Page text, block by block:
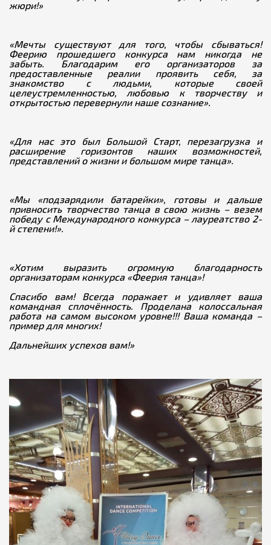
жюри!»
«Мечты существуют для того, чтобы сбываться!
Феерию прошедшего конкурса нам никогда не
забыть. Благодарим его организаторов за
предоставленные реалии проявить себя, за
знакомство с людьми, которые своей
целеустремленностью, любовью к творчеству и
открытостью перевернули наше сознание».
«Для нас это был Большой Старт, перезагрузка и
расширение горизонтов наших возможностей,
представлений о жизни и большом мире танца».
«Мы «подзарядили батарейки», готовы и дальше
привносить творчество танца в свою жизнь – везем
победу с Международного конкурса – лауреатство 2-
й степени!».
«Хотим выразить огромную благодарность
организаторам конкурса «Феерия танца»!
Спасибо вам! Всегда поражает и удивляет ваша
командная сплочённость. Проделана колоссальная
работа на самом высоком уровне!!! Ваша команда –
пример для многих!
Дальнейших успехов вам!»